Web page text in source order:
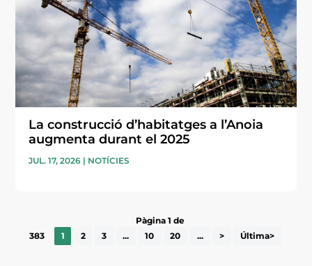
La construcció d’habitatges a l’Anoia
augmenta durant el 2025
JUL. 17, 2026 | NOTÍCIES
Pàgina 1 de
383
1 2 3 ... 10 20 ... > Última>